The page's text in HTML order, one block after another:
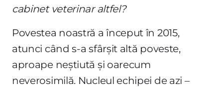
cabinet veterinar altfel?
Povestea noastră a început în 2015,
atunci când s-a sfârșit altă poveste,
aproape neștiută și oarecum
neverosimilă. Nucleul echipei de azi –